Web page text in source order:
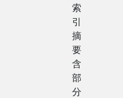
索
引
摘
要
含
部
分